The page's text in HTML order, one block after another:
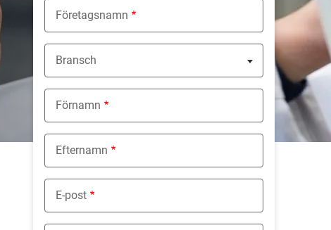
Företagsnamn
Bransch
Nothing selected
Förnamn
Efternamn
E-post